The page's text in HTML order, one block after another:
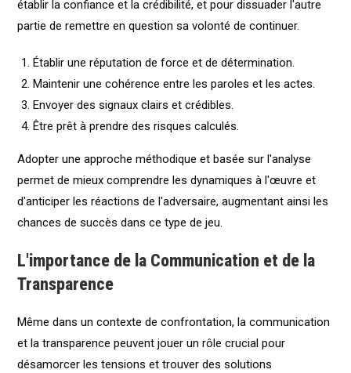
établir la confiance et la crédibilité, et pour dissuader l'autre
partie de remettre en question sa volonté de continuer.
Établir une réputation de force et de détermination.
Maintenir une cohérence entre les paroles et les actes.
Envoyer des signaux clairs et crédibles.
Être prêt à prendre des risques calculés.
Adopter une approche méthodique et basée sur l'analyse
permet de mieux comprendre les dynamiques à l'œuvre et
d'anticiper les réactions de l'adversaire, augmentant ainsi les
chances de succès dans ce type de jeu.
L'importance de la Communication et de la
Transparence
Même dans un contexte de confrontation, la communication
et la transparence peuvent jouer un rôle crucial pour
désamorcer les tensions et trouver des solutions